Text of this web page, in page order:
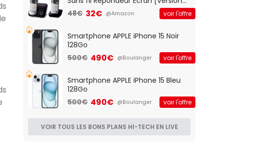
Française]
48€ 32€ @Amazon voir l'offre
Smartphone APPLE iPhone 15 Noir
128Go
500€ 490€ @Boulanger voir l'offre
Smartphone APPLE iPhone 15 Bleu
128Go
500€ 490€ @Boulanger voir l'offre
VOIR TOUS LES BONS PLANS HI-TECH EN LIVE